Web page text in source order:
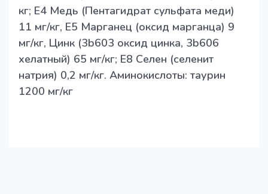
кг; E4 Медь (Пентагидрат сульфата меди)
11 мг/кг, E5 Марганец (оксид марганца) 9
мг/кг, Цинк (3b603 оксид цинка, 3b606
хелатный) 65 мг/кг; E8 Селен (селенит
натрия) 0,2 мг/кг. Аминокислоты: таурин
1200 мг/кг